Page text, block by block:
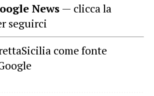
News — clicca la
seguirci
come fonte